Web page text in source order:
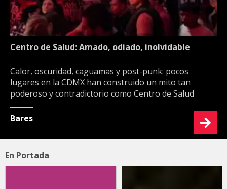
Centro de Salud: Amado, odiado, inolvidable
Calor, oscuridad, caguamas y post-punk: pocos
lugares en la CDMX han construido un mito tan
poderoso y contradictorio como Centro de Salud
Bares
En Portada